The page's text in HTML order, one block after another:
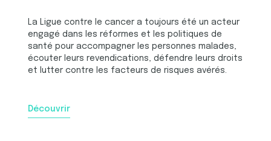
La Ligue contre le cancer a toujours été un acteur
engagé dans les réformes et les politiques de
santé pour accompagner les personnes malades,
écouter leurs revendications, défendre leurs droits
et lutter contre les facteurs de risques avérés.
Découvrir